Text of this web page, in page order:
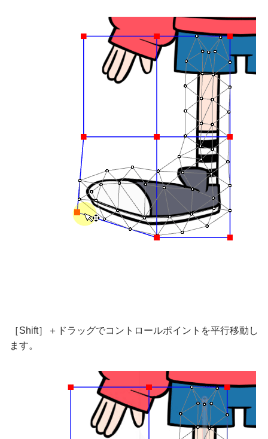
［Shift］＋ドラッグでコントロールポイントを平行移動し
ます。